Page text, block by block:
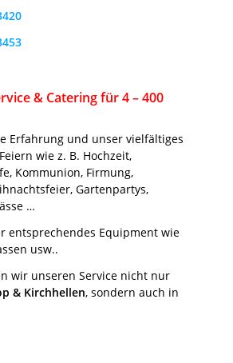
& Catering für 4 – 400
Erfahrung und unser vielfältiges
wie z. B. Hochzeit,
Kommunion, Firmung,
Gartenpartys,
…
entsprechendes Equipment wie
usw..
wir unseren Service nicht nur
& Kirchhellen, sondern auch in